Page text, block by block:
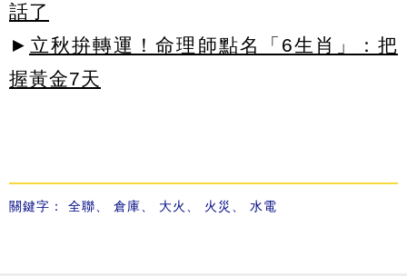
話了
► 立秋拚轉運！命理師點名「6生肖」：把
握黃金7天
關鍵字： 全聯、 倉庫、 大火 、 火災 、 水電